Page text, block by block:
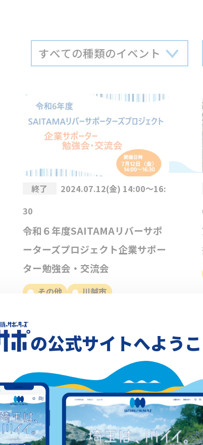
終了
2024.07.12(金) 14:00～16:
30
令和６年度SAITAMAリバーサポ
ーターズプロジェクト企業サポー
ター勉強会・交流会
その他 川越市
の公式サイトへよう